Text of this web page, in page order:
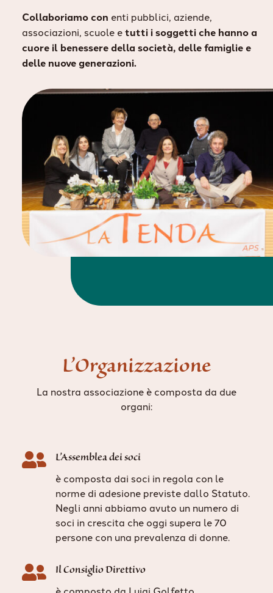
Collaboriamo con enti pubblici, aziende,
associazioni, scuole etutti i soggetti che hanno a
cuore il benessere della società, delle famiglie e
delle nuove generazioni.
L’Organizzazione
La nostra associazione è composta da due
organi:

L’Assemblea dei soci
è composta dai soci in regola con le
norme di adesione previste dallo Statuto.
Negli anni abbiamo avuto un numero di
soci in crescita che oggi supera le 70
persone con una prevalenza di donne.

Il Consiglio Direttivo